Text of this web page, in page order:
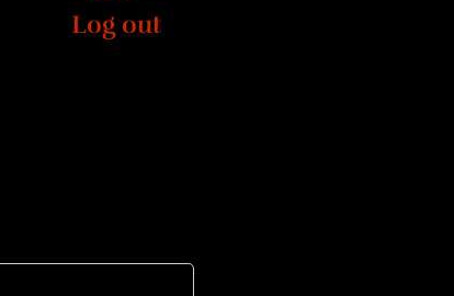
Log out